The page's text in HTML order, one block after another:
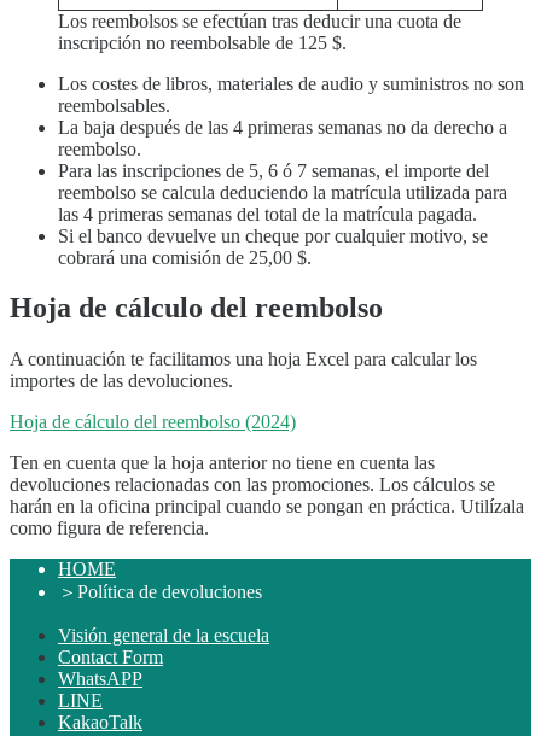
Los reembolsos se efectúan tras deducir una cuota de
inscripción no reembolsable de 125 $.
Los costes de libros, materiales de audio y suministros no son
reembolsables.
La baja después de las 4 primeras semanas no da derecho a
reembolso.
Para las inscripciones de 5, 6 ó 7 semanas, el importe del
reembolso se calcula deduciendo la matrícula utilizada para
las 4 primeras semanas del total de la matrícula pagada.
Si el banco devuelve un cheque por cualquier motivo, se
cobrará una comisión de 25,00 $.
Hoja de cálculo del reembolso
A continuación te facilitamos una hoja Excel para calcular los
importes de las devoluciones.
Hoja de cálculo del reembolso (2024)
Ten en cuenta que la hoja anterior no tiene en cuenta las
devoluciones relacionadas con las promociones. Los cálculos se
harán en la oficina principal cuando se pongan en práctica. Utilízala
como figura de referencia.
HOME
＞ Política de devoluciones
Visión general de la escuela
Contact Form
WhatsAPP
LINE
KakaoTalk